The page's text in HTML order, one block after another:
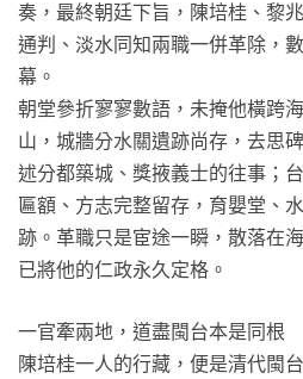
奏，最終朝廷下旨，陳培桂、黎
通判、淡水同知兩職一併革除，
幕。
朝堂參折寥寥數語，未掩他橫跨
山，城牆分水關遺跡尚存，去思
述分都築城、獎掖義士的往事；
匾額、方志完整留存，育嬰堂、
跡。革職只是宦途一瞬，散落在
已將他的仁政永久定格。
一官牽兩地，道盡閩台本是同根
陳培桂一人的行藏，便是清代閩